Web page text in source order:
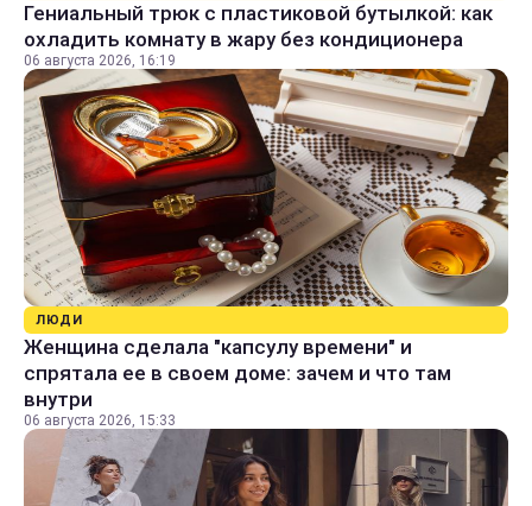
Гениальный трюк с пластиковой бутылкой: как
охладить комнату в жару без кондиционера
06 августа 2026, 16:19
ЛЮДИ
Женщина сделала "капсулу времени" и
спрятала ее в своем доме: зачем и что там
внутри
06 августа 2026, 15:33